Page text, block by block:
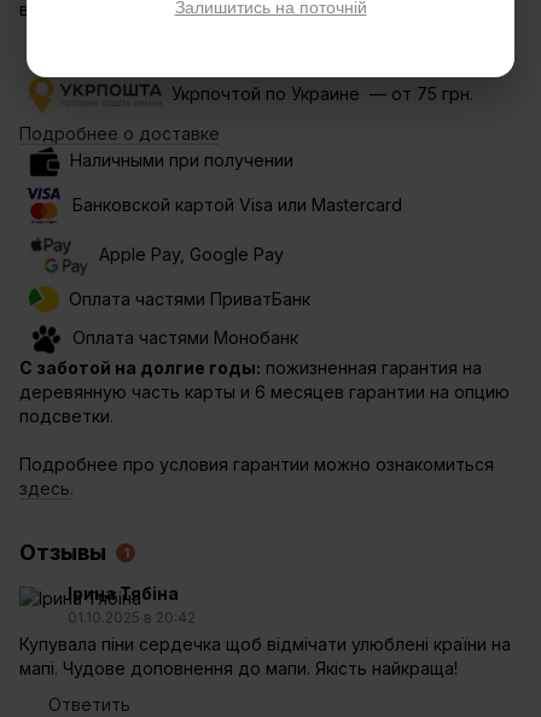
Залишитись на поточній
вашу индивидуальность!
Укрпочтой по Украине — от 75 грн.
Подробнее о доставке
Наличными при получении
Банковской картой Visa или Mastercard
Apple Pay, Google Pay
Оплата частями ПриватБанк
Оплата частями Монобанк
С заботой на долгие годы: пожизненная гарантия на
деревянную часть карты и 6 месяцев гарантии на опцию
подсветки.
Подробнее про условия гарантии можно ознакомиться
здесь.
Отзывы 1
Ірина Тябіна
01.10.2025 в 20:42
Купувала піни сердечка щоб відмічати улюблені країни на
мапі. Чудове доповнення до мапи. Якість найкраща!
Ответить